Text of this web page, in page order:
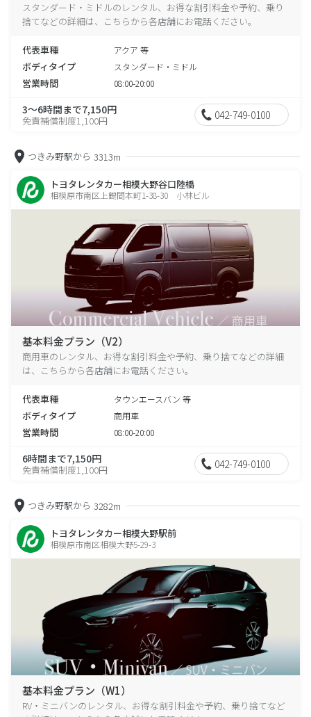
スタンダード・ミドルのレンタル、お得な割引料金や予約、乗り
捨てなどの詳細は、こちらから各店舗にお電話ください。
代表車種 アクア 等
ボディタイプ スタンダード・ミドル
営業時間 08:00-20:00
3～6時間まで7,150円
免責補償制度1,100円 042-749-0100
つきみ野駅から 3313m
トヨタレンタカー相模大野谷口陸橋
相模原市南区上鶴間本町1-38-30 小林ビル
基本料金プラン（V2）
商用車のレンタル、お得な割引料金や予約、乗り捨てなどの詳細
は、こちらから各店舗にお電話ください。
代表車種 タウンエースバン 等
ボディタイプ 商用車
営業時間 08:00-20:00
6時間まで7,150円
免責補償制度1,100円 042-749-0100
つきみ野駅から 3282m
トヨタレンタカー相模大野駅前
相模原市南区相模大野5-29-3
基本料金プラン（W1）
RV・ミニバンのレンタル、お得な割引料金や予約、乗り捨てなど